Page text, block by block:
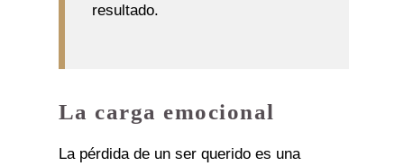
resultado.
La carga emocional
La pérdida de un ser querido es una